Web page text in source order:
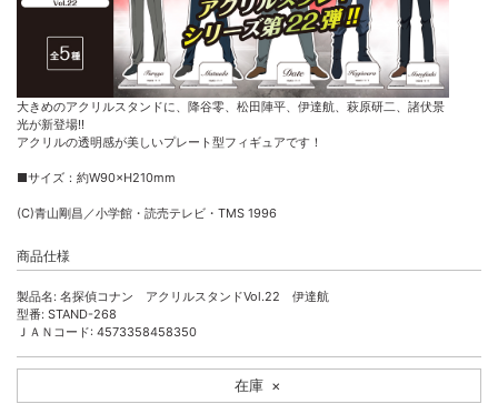
大きめのアクリルスタンドに、降谷零、松田陣平、伊達航、萩原研二、諸伏景
光が新登場!!
アクリルの透明感が美しいプレート型フィギュアです！
■サイズ：約W90×H210mm
(C)青山剛昌／小学館・読売テレビ・TMS 1996
商品仕様
製品名: 名探偵コナン アクリルスタンドVol.22 伊達航
型番: STAND-268
ＪＡＮコード: 4573358458350
在庫 ×